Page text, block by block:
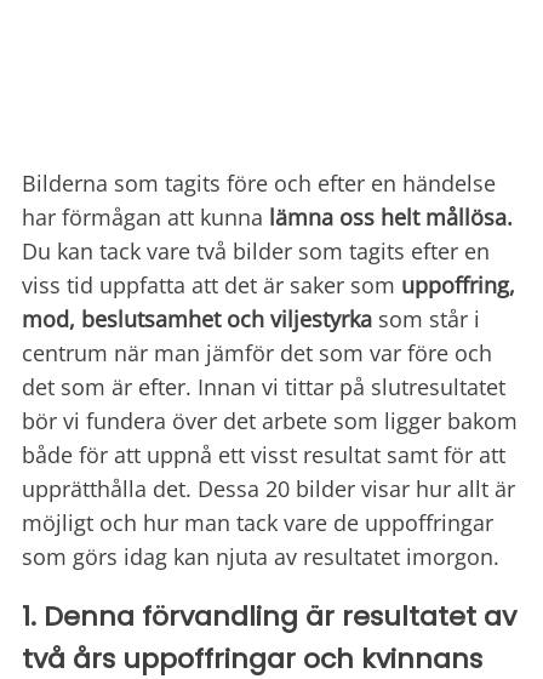
Bilderna som tagits före och efter en händelse
har förmågan att kunna lämna oss helt mållösa.
Du kan tack vare två bilder som tagits efter en
viss tid uppfatta att det är saker som uppoffring,
mod, beslutsamhet och viljestyrka som står i
centrum när man jämför det som var före och
det som är efter. Innan vi tittar på slutresultatet
bör vi fundera över det arbete som ligger bakom
både för att uppnå ett visst resultat samt för att
upprätthålla det. Dessa 20 bilder visar hur allt är
möjligt och hur man tack vare de uppoffringar
som görs idag kan njuta av resultatet imorgon.
1. Denna förvandling är resultatet av
två års uppoffringar och kvinnans